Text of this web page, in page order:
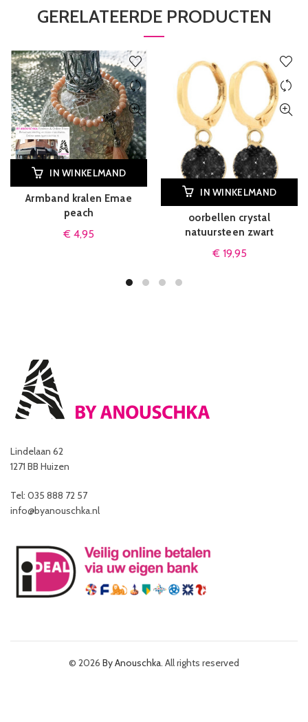
GERELATEERDE PRODUCTEN
IN WINKELMAND
Armband kralen Emae
peach
€ 4,95
IN WINKELMAND
oorbellen crystal
natuursteen zwart
€ 19,95
Lindelaan 62
1271 BB Huizen
Tel: 035 888 72 57
info@byanouschka.nl
© 2026 By Anouschka. All rights reserved